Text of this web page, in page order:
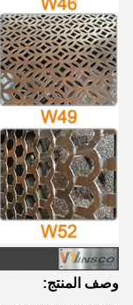
وصف المنتج: